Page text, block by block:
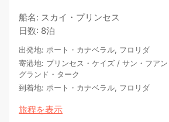
船名: スカイ・プリンセス
日数: 8泊
出発地: ポート・カナベラル, フロリダ
寄港地: プリンセス・ケイズ / サン・フアン
グランド・ターク
到着地: ポート・カナベラル, フロリダ
旅程を表示